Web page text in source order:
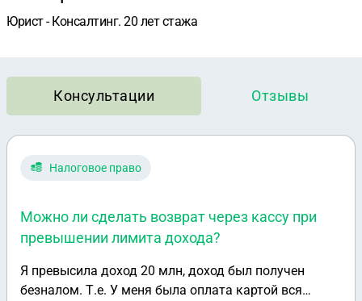
Юрист - Консалтинг. 20 лет стажа
Консультации Отзывы
Налоговое право
Можно ли сделать возврат через кассу при
превышении лимита дохода?
Я превысила доход 20 млн, доход был получен
безналом. Т.е. У меня была оплата картой вся